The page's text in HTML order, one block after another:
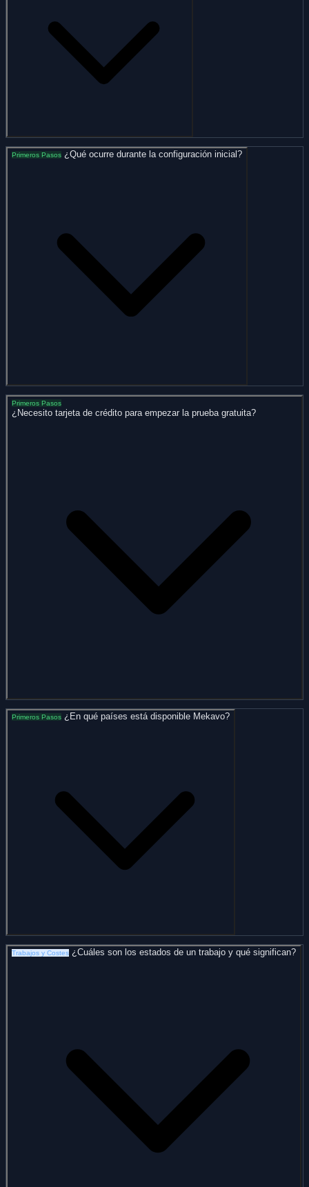
Primeros Pasos ¿Qué ocurre durante la configuración inicial?
Primeros Pasos
¿Necesito tarjeta de crédito para empezar la prueba gratuita?
Primeros Pasos ¿En qué países está disponible Mekavo?
Trabajos y Costes ¿Cuáles son los estados de un trabajo y qué significan?